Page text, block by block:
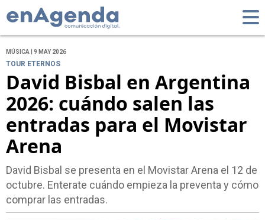
MÚSICA | 9 MAY 2026
TOUR ETERNOS
David Bisbal en Argentina
2026: cuándo salen las
entradas para el Movistar
Arena
David Bisbal se presenta en el Movistar Arena el 12 de
octubre. Enterate cuándo empieza la preventa y cómo
comprar las entradas.